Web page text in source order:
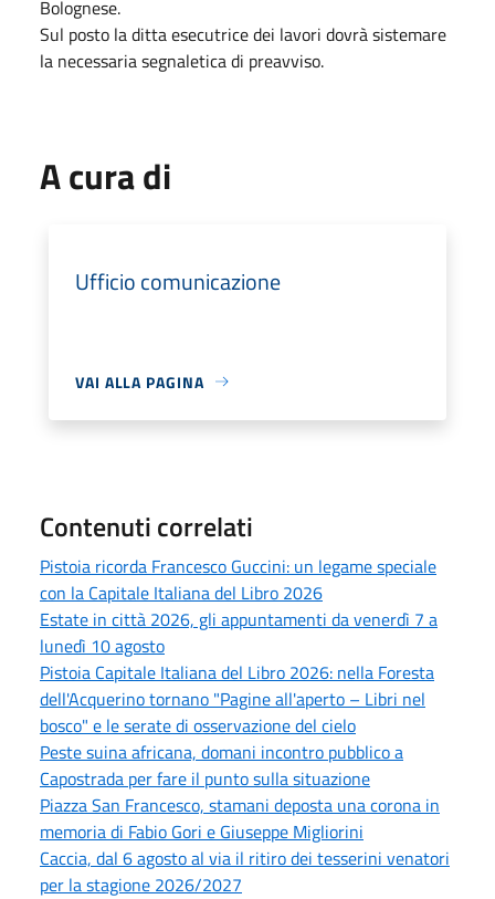
Bolognese.
Sul posto la ditta esecutrice dei lavori dovrà sistemare
la necessaria segnaletica di preavviso.
A cura di
Ufficio comunicazione
VAI ALLA PAGINA
Contenuti correlati
Pistoia ricorda Francesco Guccini: un legame speciale
con la Capitale Italiana del Libro 2026
Estate in città 2026, gli appuntamenti da venerdì 7 a
lunedì 10 agosto
Pistoia Capitale Italiana del Libro 2026: nella Foresta
dell'Acquerino tornano "Pagine all'aperto – Libri nel
bosco" e le serate di osservazione del cielo
Peste suina africana, domani incontro pubblico a
Capostrada per fare il punto sulla situazione
Piazza San Francesco, stamani deposta una corona in
memoria di Fabio Gori e Giuseppe Migliorini
Caccia, dal 6 agosto al via il ritiro dei tesserini venatori
per la stagione 2026/2027